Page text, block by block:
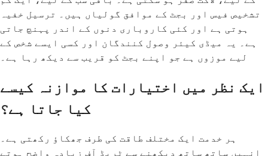
تشخیص فیس اور بجٹ کے موافق گولیاں ہیں۔ ترسیل خفیہ
ہوتی ہے اور کئی کاروباری دنوں کے اندر پہنچ جاتی
ہے۔ یہ میڈی کیئر وصول کنندگان اور کسی ایسے شخص کے
لیے موزوں ہے جو اپنے بجٹ کو قریب سے دیکھ رہا ہے۔
ایک نظر میں اختیارات کا موازنہ کیسے
کیا جاتا ہے؟
ہر خدمت ایک مختلف طاقت کی طرف جھکاؤ رکھتی ہے۔
انہیں ساتھ ساتھ دیکھنے سے ٹریڈ آف زیادہ واضح ہوتے